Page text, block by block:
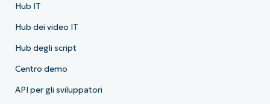
Hub IT
Hub dei video IT
Hub degli script
Centro demo
API per gli sviluppatori